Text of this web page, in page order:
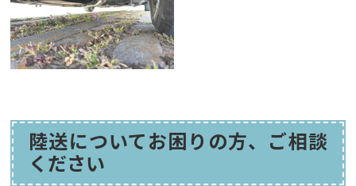
陸送についてお困りの方、ご相談
ください